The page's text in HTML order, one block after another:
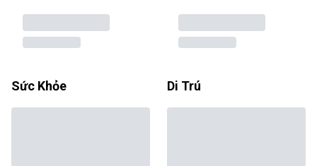
Sức Khỏe Di Trú